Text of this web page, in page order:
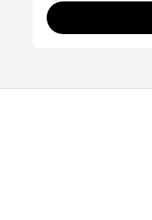
XS-
IPMCKIT-